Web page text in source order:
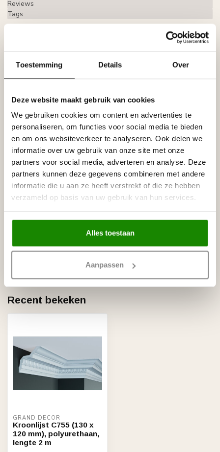
Toestemming Details Over
Deze website maakt gebruik van cookies
We gebruiken cookies om content en advertenties te
personaliseren, om functies voor social media te bieden
en om ons websiteverkeer te analyseren. Ook delen we
informatie over uw gebruik van onze site met onze
partners voor social media, adverteren en analyse. Deze
partners kunnen deze gegevens combineren met andere
informatie die u aan ze heeft verstrekt of die ze hebben
verzameld op basis van uw gebruik van hun services.
Alles toestaan
Aanpassen
Reviews
Tags
NMC Adefix lijmkoker 310 ml
NMC
NMC Adefix PLUS lijmkoker 290
ml €21,95
NMC
NMC Verstekbak MDF voor
sierlijsten groter dan 10 cm
(Extra Large)
€32,95
NMC Polyurethaan/HDPS Zaag
55 cm
Recent bekeken
GRAND DECOR
Kroonlijst C755 (130 x
120 mm), polyurethaan,
lengte 2 m